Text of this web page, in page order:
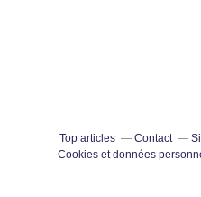
Top articles Contact
Cookies et données